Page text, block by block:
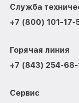
Служба
+7 (800) 101-17-
Горячая линия
+7 (843) 254-68-
Сервис